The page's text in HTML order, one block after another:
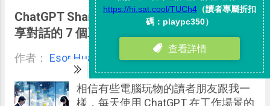
ChatGPT Shared Links 指南，不只是分
享對話的 7 個工作應用案例
作者： Esor Huang 5月 28, 2023
相信有些電腦玩物的讀者朋友跟我一
樣，每天使用 ChatGPT 在工作場景的